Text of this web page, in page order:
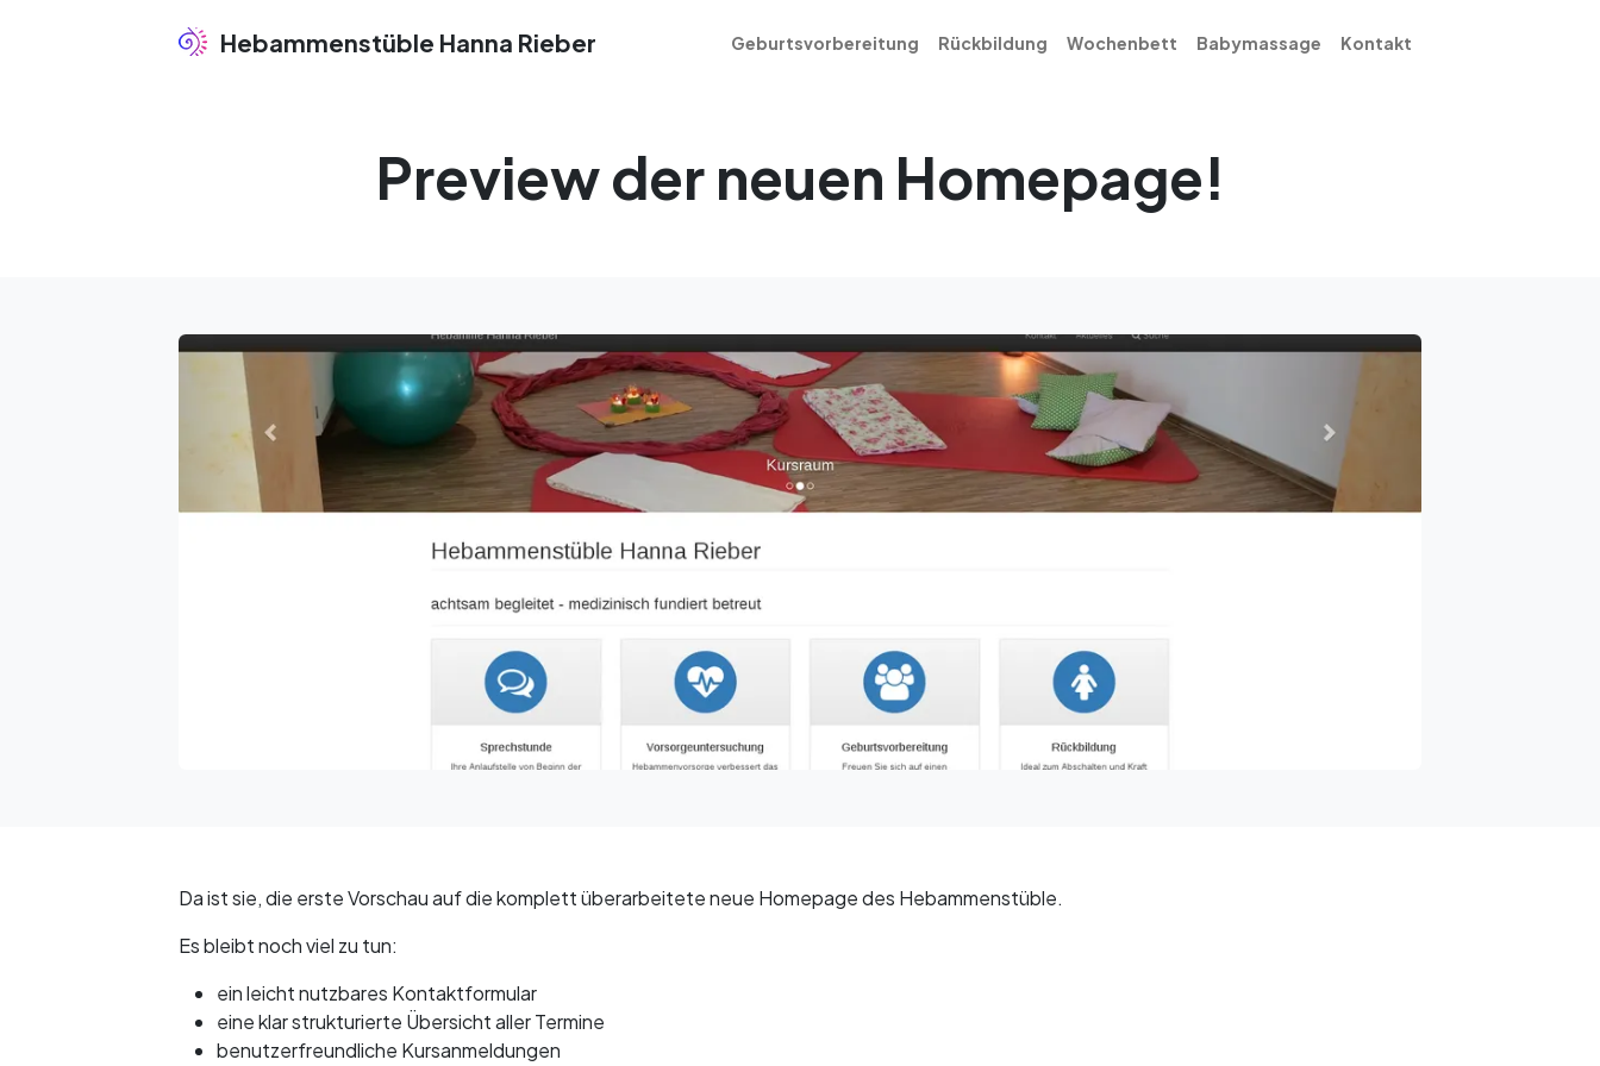
Hebammenstüble Hanna Rieber Geburtsvorbereitung Rückbildung Wochenbett Babymassage Kontakt
Preview der neuen Homepage!
Da ist sie, die erste Vorschau auf die komplett überarbeitete neue Homepage des Hebammenstüble.
Es bleibt noch viel zu tun:
ein leicht nutzbares Kontaktformular
eine klar strukturierte Übersicht aller Termine
benutzerfreundliche Kursanmeldungen